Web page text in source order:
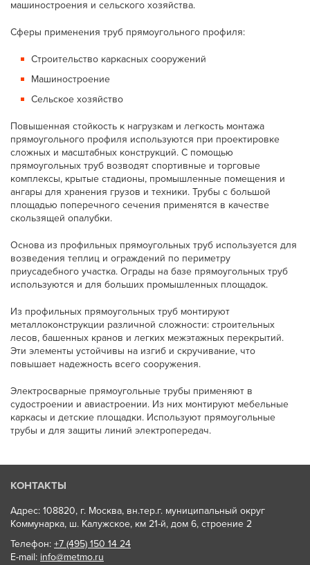
машиностроения и сельского хозяйства.
Сферы применения труб прямоугольного профиля:
Строительство каркасных сооружений
Машиностроение
Сельское хозяйство
Повышенная стойкость к нагрузкам и легкость монтажа
прямоугольного профиля используются при проектировке
сложных и масштабных конструкций. С помощью
прямоугольных труб возводят спортивные и торговые
комплексы, крытые стадионы, промышленные помещения и
ангары для хранения грузов и техники. Трубы с большой
площадью поперечного сечения применятся в качестве
скользящей опалубки.
Основа из профильных прямоугольных труб используется для
возведения теплиц и ограждений по периметру
приусадебного участка. Ограды на базе прямоугольных труб
используются и для больших промышленных площадок.
Из профильных прямоугольных труб монтируют
металлоконструкции различной сложности: строительных
лесов, башенных кранов и легких межэтажных перекрытий.
Эти элементы устойчивы на изгиб и скручивание, что
повышает надежность всего сооружения.
Электросварные прямоугольные трубы применяют в
судостроении и авиастроении. Из них монтируют мебельные
каркасы и детские площадки. Используют прямоугольные
трубы и для защиты линий электропередач.
КОНТАКТЫ
Адрес: 108820, г. Москва, вн.тер.г. муниципальный округ
Коммунарка, ш. Калужское, км 21-й, дом 6, строение 2
Телефон: +7 (495) 150 14 24
E-mail: info@metmo.ru